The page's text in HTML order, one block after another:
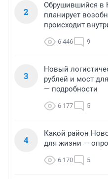
2
Обрушившийся в
планирует
происходит
6 446 9
3
Новый
рублей и мост
— подробности
6 177 5
4
Какой район
для жизни —
6 170 5